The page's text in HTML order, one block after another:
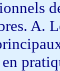
A.
en